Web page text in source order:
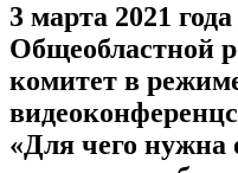
3 марта 2021
Общеобластной
комитет в
«Для чего нужна